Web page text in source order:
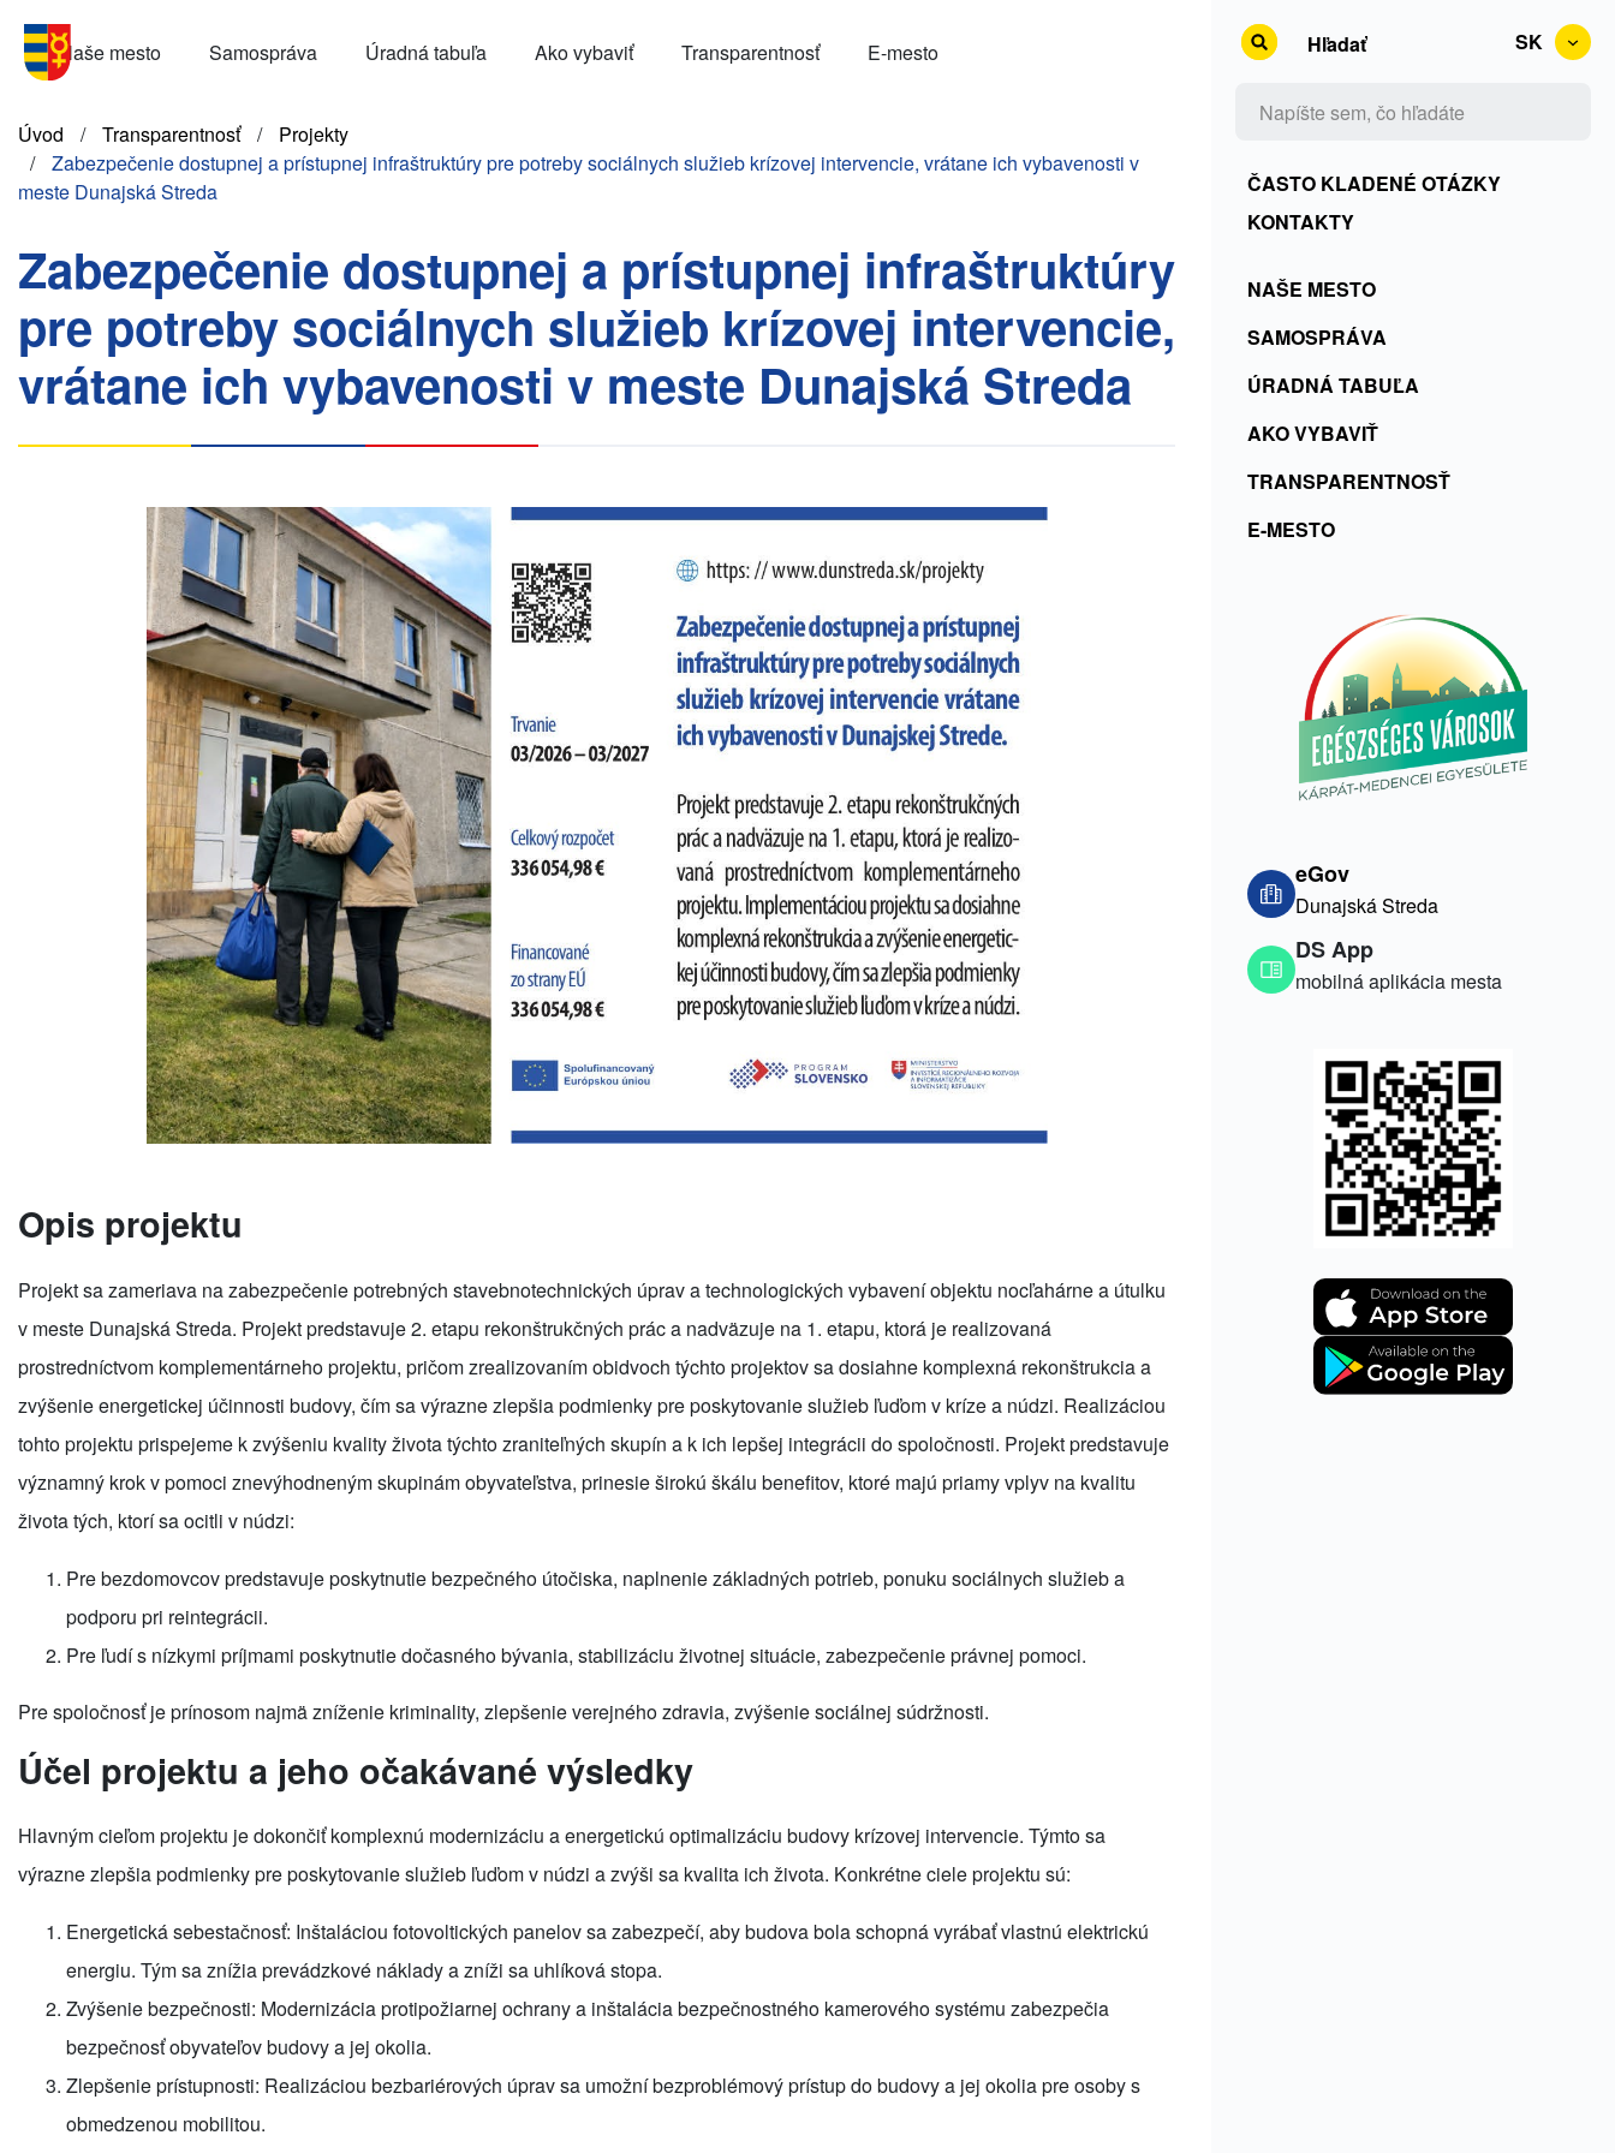
hlavný
Menu
SK
Naše mesto Samospráva Úradná tabuľa Ako vybaviť Transparentnosť E-mesto
Omrvinka
Úvod Transparentnosť
Projekty
Zabezpečenie dostupnej a prístupnej infraštruktúry pre potreby sociálnych služieb krízovej intervencie, vrátane ich vybavenosti v
meste Dunajská Streda
Zabezpečenie dostupnej a prístupnej infraštruktúry
pre potreby sociálnych služieb krízovej intervencie,
vrátane ich vybavenosti v meste Dunajská Streda
Opis projektu
Projekt sa zameriava na zabezpečenie potrebných stavebnotechnických úprav a technologických vybavení objektu nocľahárne a útulku
v meste Dunajská Streda. Projekt predstavuje 2. etapu rekonštrukčných prác a nadväzuje na 1. etapu, ktorá je realizovaná
prostredníctvom komplementárneho projektu, pričom zrealizovaním obidvoch týchto projektov sa dosiahne komplexná rekonštrukcia a
zvýšenie energetickej účinnosti budovy, čím sa výrazne zlepšia podmienky pre poskytovanie služieb ľuďom v kríze a núdzi. Realizáciou
tohto projektu prispejeme k zvýšeniu kvality života týchto zraniteľných skupín a k ich lepšej integrácii do spoločnosti. Projekt predstavuje
významný krok v pomoci znevýhodneným skupinám obyvateľstva, prinesie širokú škálu benefitov, ktoré majú priamy vplyv na kvalitu
života tých, ktorí sa ocitli v núdzi:
Pre bezdomovcov predstavuje poskytnutie bezpečného útočiska, naplnenie základných potrieb, ponuku sociálnych služieb a
podporu pri reintegrácii.
Pre ľudí s nízkymi príjmami poskytnutie dočasného bývania, stabilizáciu životnej situácie, zabezpečenie právnej pomoci.
Pre spoločnosť je prínosom najmä zníženie kriminality, zlepšenie verejného zdravia, zvýšenie sociálnej súdržnosti.
Účel projektu a jeho očakávané výsledky
Hlavným cieľom projektu je dokončiť komplexnú modernizáciu a energetickú optimalizáciu budovy krízovej intervencie. Týmto sa
výrazne zlepšia podmienky pre poskytovanie služieb ľuďom v núdzi a zvýši sa kvalita ich života. Konkrétne ciele projektu sú:
Energetická sebestačnosť: Inštaláciou fotovoltických panelov sa zabezpečí, aby budova bola schopná vyrábať vlastnú elektrickú
energiu. Tým sa znížia prevádzkové náklady a zníži sa uhlíková stopa.
Zvýšenie bezpečnosti: Modernizácia protipožiarnej ochrany a inštalácia bezpečnostného kamerového systému zabezpečia
bezpečnosť obyvateľov budovy a jej okolia.
Zlepšenie prístupnosti: Realizáciou bezbariérových úprav sa umožní bezproblémový prístup do budovy a jej okolia pre osoby s
obmedzenou mobilitou.
SK
Kontakty
+
Rss
+
ČKO
ČASTO KLADENÉ OTÁZKY
KONTAKTY
Menu
SK
NAŠE MESTO
SAMOSPRÁVA
ÚRADNÁ TABUĽA
AKO VYBAVIŤ
TRANSPARENTNOSŤ
E-MESTO
eGov
Dunajská Streda
DS App
mobilná aplikácia mesta